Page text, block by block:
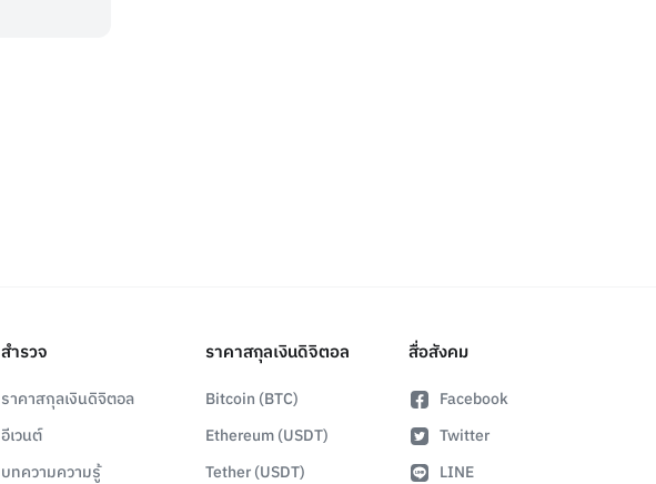
สำรวจ
ราคาสกุลเงินดิจิตอล
อีเวนต์
บทความความรู้
ราคาสกุลเงินดิจิตอล
Bitcoin (BTC)
Ethereum (USDT)
Tether (USDT)
สื่อสังคม
Facebook
Twitter
LINE